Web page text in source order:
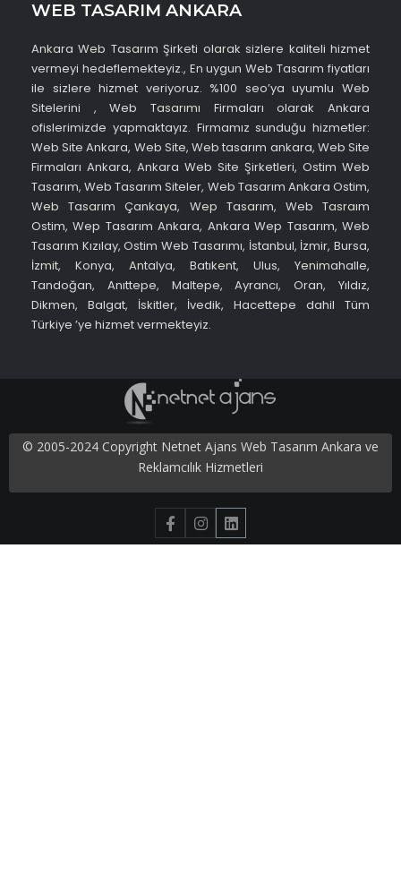
WEB TASARIM ANKARA
Ankara Web Tasarım Şirketi olarak sizlere kaliteli hizmet
vermeyi hedeflemekteyiz., En uygun Web Tasarım fiyatları
ile sizlere hizmet veriyoruz. %100 seo’ya uyumlu Web
Sitelerini , Web Tasarımı Firmaları olarak Ankara
ofislerimizde yapmaktayız. Firmamız sunduğu hizmetler:
Web Site Ankara, Web Site, Web tasarım ankara, Web Site
Firmaları Ankara, Ankara Web Site Şirketleri, Ostim Web
Tasarım, Web Tasarım Siteler, Web Tasarım Ankara Ostim,
Web Tasarım Çankaya, Wep Tasarım, Web Tasraım
Ostim, Wep Tasarım Ankara, Ankara Wep Tasarım, Web
Tasarım Kızılay, Ostim Web Tasarımı, İstanbul, İzmir, Bursa,
İzmit, Konya, Antalya, Batıkent, Ulus, Yenimahalle,
Tandoğan, Anıttepe, Maltepe, Ayrancı, Oran, Yıldız,
Dikmen, Balgat, İskitler, İvedik, Hacettepe dahil Tüm
Türkiye ’ye hizmet vermekteyiz.
© 2005-2024 Copyright Netnet Ajans Web Tasarım Ankara ve
Reklamcılık Hizmetleri